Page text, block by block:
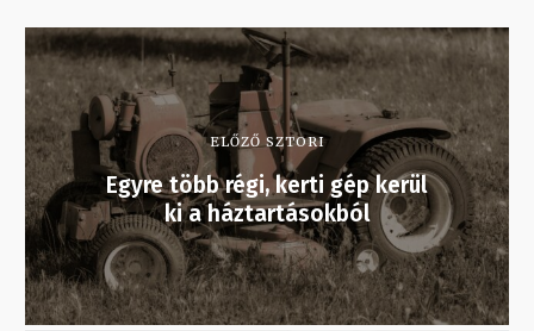
ELŐZŐ SZTORI
Egyre több régi, kerti gép kerül
ki a háztartásokból